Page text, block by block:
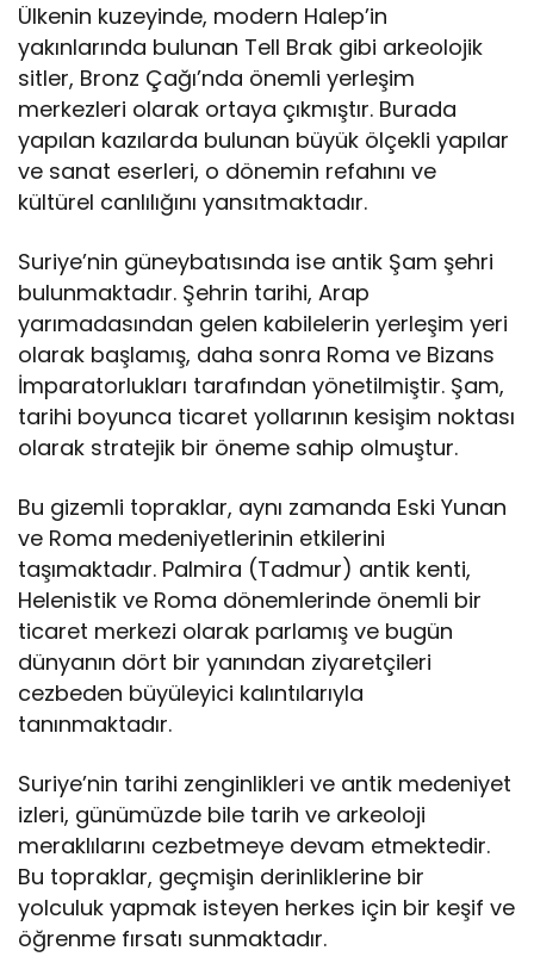
Ülkenin kuzeyinde, modern Halep’in
yakınlarında bulunan Tell Brak gibi arkeolojik
sitler, Bronz Çağı’nda önemli yerleşim
merkezleri olarak ortaya çıkmıştır. Burada
yapılan kazılarda bulunan büyük ölçekli yapılar
ve sanat eserleri, o dönemin refahını ve
kültürel canlılığını yansıtmaktadır.
Suriye’nin güneybatısında ise antik Şam şehri
bulunmaktadır. Şehrin tarihi, Arap
yarımadasından gelen kabilelerin yerleşim yeri
olarak başlamış, daha sonra Roma ve Bizans
İmparatorlukları tarafından yönetilmiştir. Şam,
tarihi boyunca ticaret yollarının kesişim noktası
olarak stratejik bir öneme sahip olmuştur.
Bu gizemli topraklar, aynı zamanda Eski Yunan
ve Roma medeniyetlerinin etkilerini
taşımaktadır. Palmira (Tadmur) antik kenti,
Helenistik ve Roma dönemlerinde önemli bir
ticaret merkezi olarak parlamış ve bugün
dünyanın dört bir yanından ziyaretçileri
cezbeden büyüleyici kalıntılarıyla
tanınmaktadır.
Suriye’nin tarihi zenginlikleri ve antik medeniyet
izleri, günümüzde bile tarih ve arkeoloji
meraklılarını cezbetmeye devam etmektedir.
Bu topraklar, geçmişin derinliklerine bir
yolculuk yapmak isteyen herkes için bir keşif ve
öğrenme fırsatı sunmaktadır.